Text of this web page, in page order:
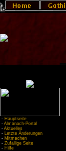
- Hauptseite
- Almanach-Portal
- Aktuelles
- Letzte Änderungen
- Mitmachen
- Zufällige Seite
- Hilfe